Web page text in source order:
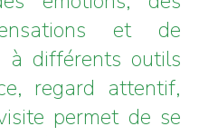
et de
à différents outils
regard attentif,
permet de se